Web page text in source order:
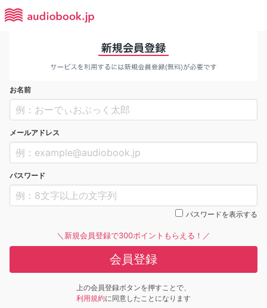
お名前
メールアドレス
パスワード
パスワードを表示する
＼新規会員登録で300ポイントもらえる！／
会員登録
上の会員登録ボタンを押すことで、
利用規約に同意したことになります